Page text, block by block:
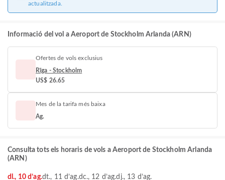
actualitzada.
Informació del vol a Aeroport de Stockholm Arlanda (ARN)
Ofertes de vols exclusius
Rīga - Stockholm
US$ 26.65
Mes de la tarifa més baixa
Ag.
Consulta tots els horaris de vols a Aeroport de Stockholm Arlanda
(ARN)
dl., 10 d’ag.dt., 11 d’ag.dc., 12 d’ag.dj., 13 d’ag.